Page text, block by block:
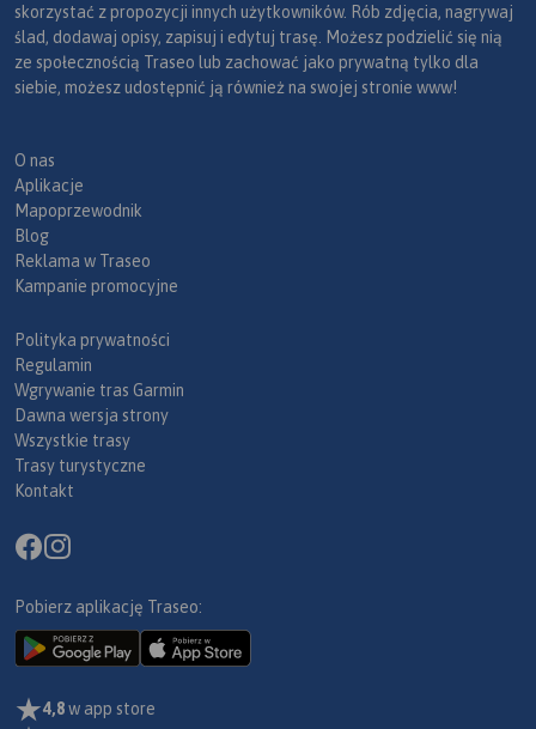
skorzystać z propozycji innych użytkowników. Rób zdjęcia, nagrywaj
ślad, dodawaj opisy, zapisuj i edytuj trasę. Możesz podzielić się nią
ze społecznością Traseo lub zachować jako prywatną tylko dla
siebie, możesz udostępnić ją również na swojej stronie www!
O nas
Aplikacje
Mapoprzewodnik
Blog
Reklama w Traseo
Kampanie promocyjne
Polityka prywatności
Regulamin
Wgrywanie tras Garmin
Dawna wersja strony
Wszystkie trasy
Trasy turystyczne
Kontakt
Pobierz aplikację Traseo:
4,8w app store